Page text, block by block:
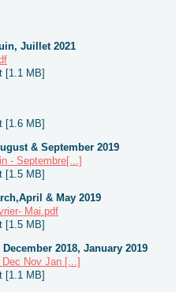
Juillet 2021
[1.1 MB]
[1.6 MB]
& September 2019
- Septembre[...]
[1.5 MB]
& May 2019
Mai.pdf
[1.5 MB]
2018, January 2019
Nov Jan [...]
[1.1 MB]